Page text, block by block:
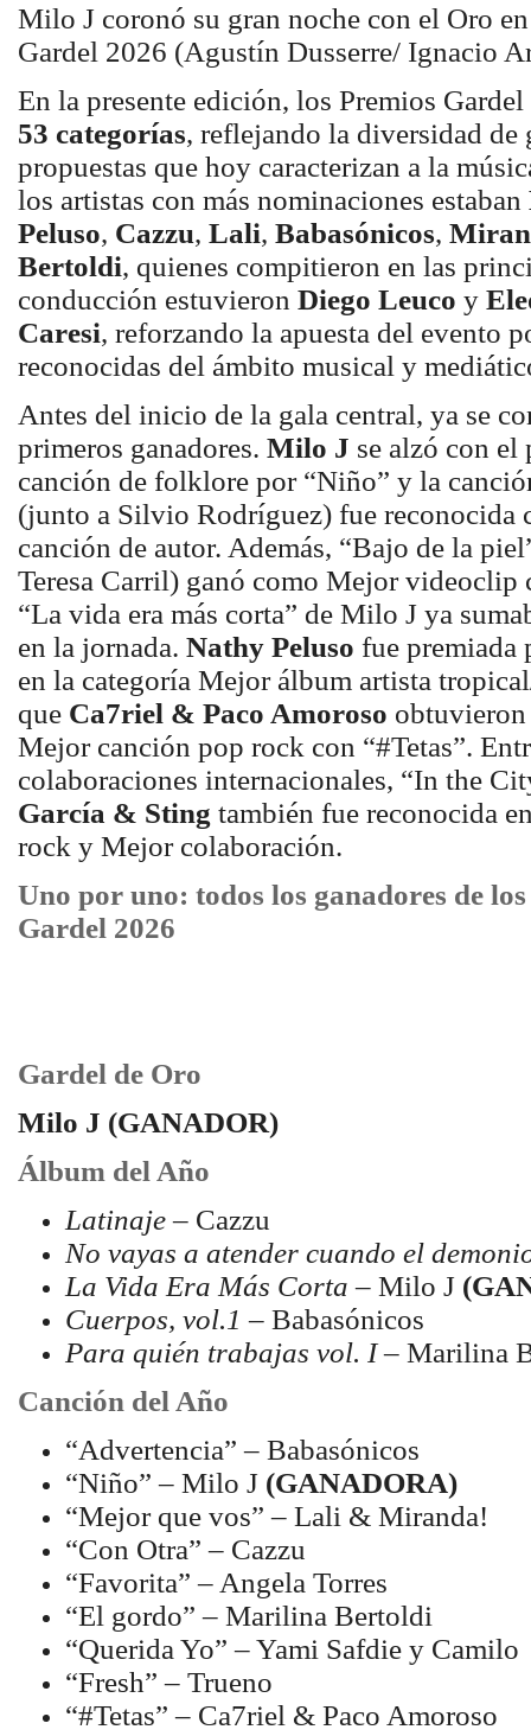
Milo J coronó su gran noche con el Oro
Gardel 2026 (Agustín Dusserre/ Ignacio
En la presente edición, los Premios
53 categorías, reflejando la diversidad de
propuestas que hoy caracterizan a la
los artistas con más nominaciones estaban
Peluso, Cazzu, Lali, Babasónicos,
Bertoldi, quienes compitieron en las
conducción estuvieron Diego Leuco y
Caresi, reforzando la apuesta del evento
reconocidas del ámbito musical y
Antes del inicio de la gala central, ya se
primeros ganadores. Milo J se alzó con
canción de folklore por “Niño” y la
(junto a Silvio Rodríguez) fue reconocida
canción de autor. Además, “Bajo de la
Teresa Carril) ganó como Mejor videoclip
“La vida era más corta” de Milo J ya
en la jornada. Nathy Peluso fue premiada
en la categoría Mejor álbum artista
que Ca7riel & Paco Amoroso
Mejor canción pop rock con “#Tetas”.
colaboraciones internacionales, “In the
García & Sting también fue reconocida
rock y Mejor colaboración.
Uno por uno: todos los ganadores de
Gardel 2026
Gardel de Oro
Milo J (GANADOR)
Álbum del Año
Latinaje– Cazzu
No vayas a atender cuando el
La Vida Era Más Corta – Milo J
Cuerpos, vol.1 – Babasónicos
Para quién trabajas vol. I– Marilina
Canción del Año
“Advertencia” – Babasónicos
“Niño” – Milo J (GANADORA)
“Mejor que vos” – Lali & Miranda!
“Con Otra” – Cazzu
“Favorita” – Angela Torres
“El gordo” – Marilina Bertoldi
“Querida Yo” – Yami Safdie y Camilo
“Fresh” – Trueno
“#Tetas” – Ca7riel & Paco Amoroso